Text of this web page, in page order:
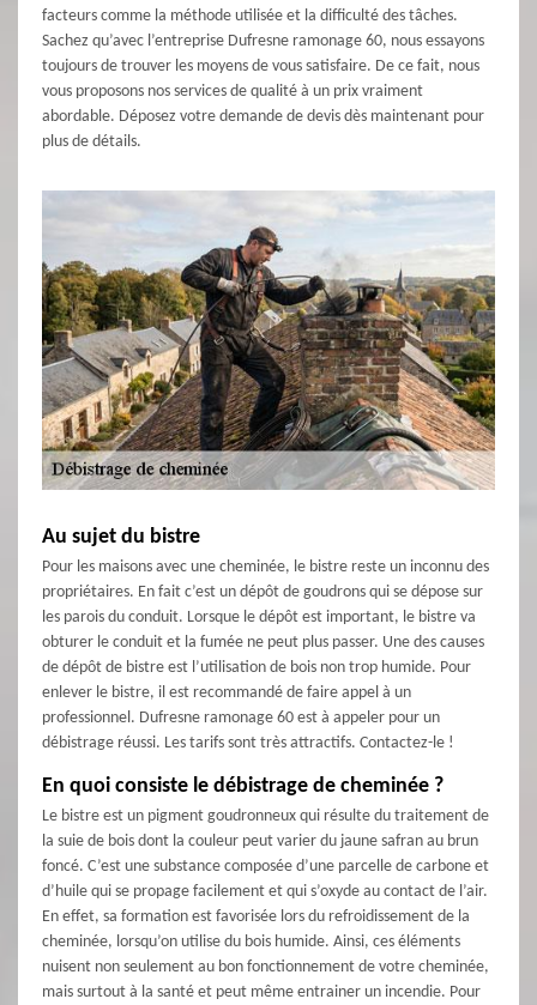
facteurs comme la méthode utilisée et la difficulté des tâches.
Sachez qu’avec l’entreprise Dufresne ramonage 60, nous essayons
toujours de trouver les moyens de vous satisfaire. De ce fait, nous
vous proposons nos services de qualité à un prix vraiment
abordable. Déposez votre demande de devis dès maintenant pour
plus de détails.
Au sujet du bistre
Pour les maisons avec une cheminée, le bistre reste un inconnu des
propriétaires. En fait c’est un dépôt de goudrons qui se dépose sur
les parois du conduit. Lorsque le dépôt est important, le bistre va
obturer le conduit et la fumée ne peut plus passer. Une des causes
de dépôt de bistre est l’utilisation de bois non trop humide. Pour
enlever le bistre, il est recommandé de faire appel à un
professionnel. Dufresne ramonage 60 est à appeler pour un
débistrage réussi. Les tarifs sont très attractifs. Contactez-le !
En quoi consiste le débistrage de cheminée ?
Le bistre est un pigment goudronneux qui résulte du traitement de
la suie de bois dont la couleur peut varier du jaune safran au brun
foncé. C’est une substance composée d’une parcelle de carbone et
d’huile qui se propage facilement et qui s’oxyde au contact de l’air.
En effet, sa formation est favorisée lors du refroidissement de la
cheminée, lorsqu’on utilise du bois humide. Ainsi, ces éléments
nuisent non seulement au bon fonctionnement de votre cheminée,
mais surtout à la santé et peut même entrainer un incendie. Pour